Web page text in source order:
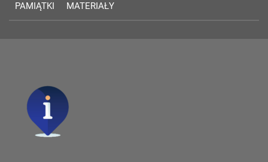
PAMIĄTKI MATERIAŁY